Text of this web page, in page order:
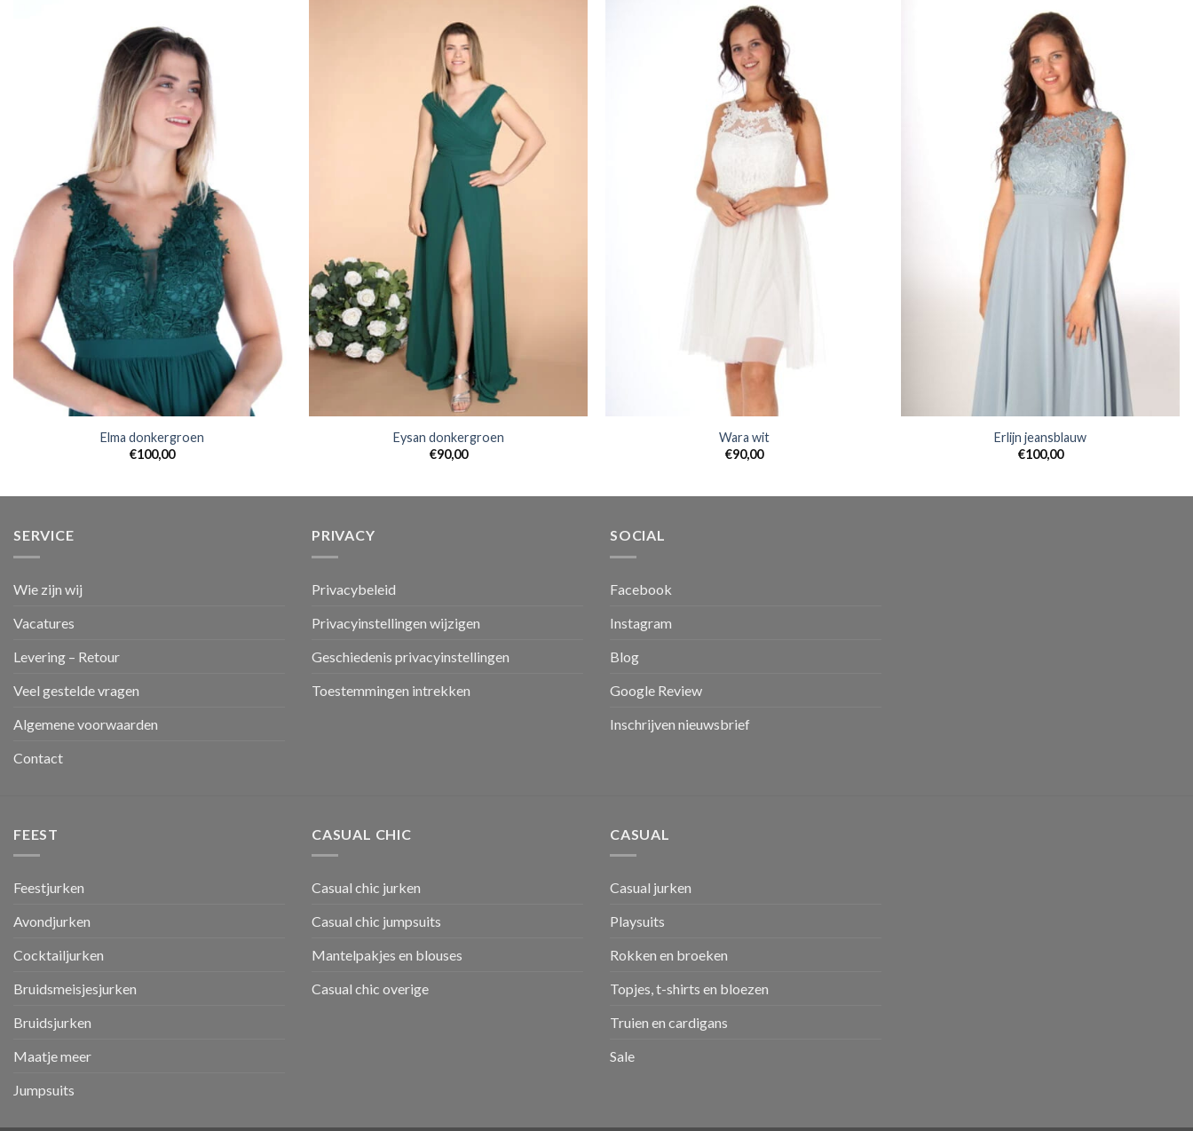
Elma donkergroen
€100,00
Eysan donkergroen
€90,00
Wara wit
€90,00
Erlijn jeansblauw
€100,00
SERVICE
Wie zijn wij
Vacatures
Levering – Retour
Veel gestelde vragen
Algemene voorwaarden
Contact
PRIVACY
Privacybeleid
Privacyinstellingen wijzigen
Geschiedenis privacyinstellingen
Toestemmingen intrekken
SOCIAL
Facebook
Instagram
Blog
Google Review
Inschrijven nieuwsbrief
FEEST
Feestjurken
Avondjurken
Cocktailjurken
Bruidsmeisjesjurken
Bruidsjurken
Maatje meer
Jumpsuits
CASUAL CHIC
Casual chic jurken
Casual chic jumpsuits
Mantelpakjes en blouses
Casual chic overige
CASUAL
Casual jurken
Playsuits
Rokken en broeken
Topjes, t-shirts en bloezen
Truien en cardigans
Sale